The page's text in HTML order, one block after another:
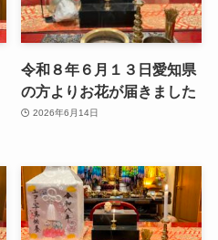
令和８年６月１３日愛知県
の方よりお花が届きました
2026年6月14日